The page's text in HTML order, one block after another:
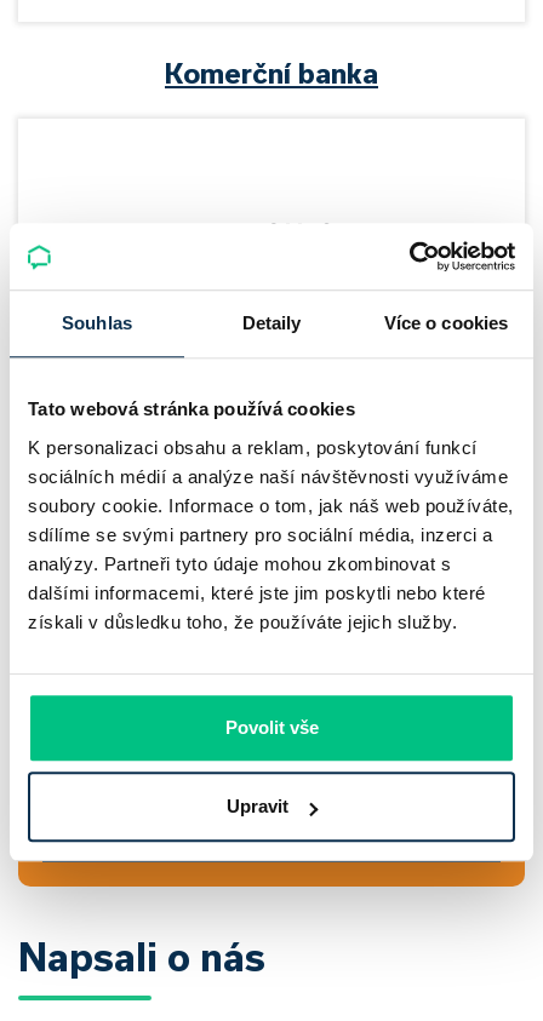
Souhlas Detaily Více o cookies
Tato webová stránka používá cookies
K personalizaci obsahu a reklam, poskytování funkcí
sociálních médií a analýze naší návštěvnosti využíváme
soubory cookie. Informace o tom, jak náš web používáte,
sdílíme se svými partnery pro sociální média, inzerci a
analýzy. Partneři tyto údaje mohou zkombinovat s
dalšími informacemi, které jste jim poskytli nebo které
získali v důsledku toho, že používáte jejich služby.
Povolit vše
Upravit
Komerční banka
Raiffeisenbank
Online sjednání hypotéky
Podpora online hypotečního specialisty
Zvýhodněné podmínky
Přehledné hypoteční bankovnictví
Napsali o nás